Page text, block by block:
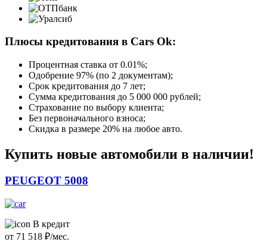
Плюсы кредитования в Cars Ok:
Процентная ставка от 0.01%;
Одобрение 97% (по 2 документам);
Срок кредитования до 7 лет;
Сумма кредитования до 5 000 000 рублей;
Страхование по выбору клиента;
Без первоначального взноса;
Скидка в размере 20% на любое авто.
Купить новые автомобили в наличии!
PEUGEOT 5008
В кредит
от 71 518 ₽/мес.